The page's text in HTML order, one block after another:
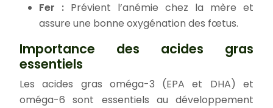
Fer : Prévient l’anémie chez la mère et
assure une bonne oxygénation des fœtus.
Importance des acides gras
essentiels
Les acides gras oméga-3 (EPA et DHA) et
oméga-6 sont essentiels au développement